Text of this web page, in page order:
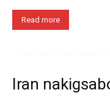
Read more
Iran